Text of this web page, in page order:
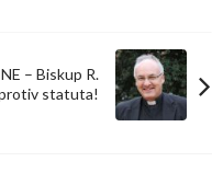
– Biskup R.
statuta!